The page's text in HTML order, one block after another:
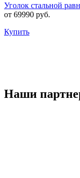
Уголок стальной
от 69990 руб.
Купить
Наши